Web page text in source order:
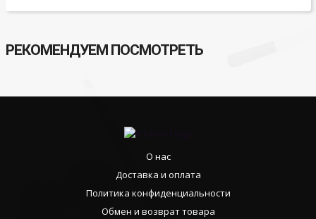
РЕКОМЕНДУЕМ ПОСМОТРЕТЬ
О нас
Доставка и оплата
Политика конфиденциальности
Обмен и возврат товара